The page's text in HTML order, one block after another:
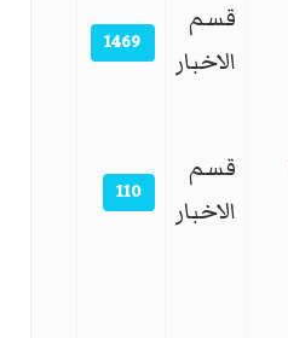
قسم
الاخبار
1469
قسم
الاخبار
110